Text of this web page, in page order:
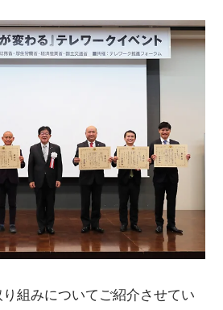
組みについてご紹介させてい